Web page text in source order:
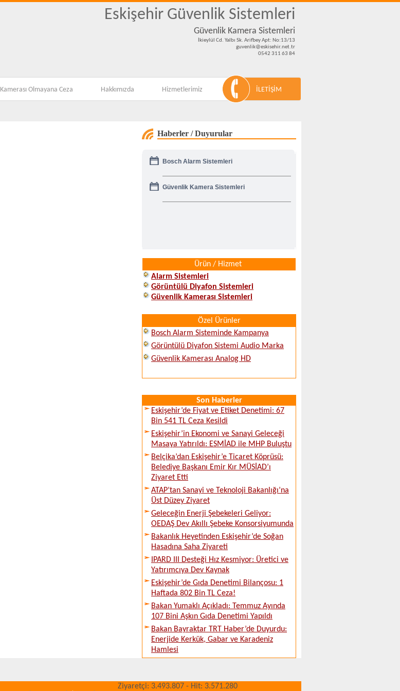
Eskişehir Güvenlik Sistemleri
Güvenlik Kamera Sistemleri
İkieylül Cd. Yalbı Sk. Arifbey Apt: No:13/13
guvenlik@eskisehir.net.tr
0542 311 63 84
Kamerası Olmayana Ceza Hakkımızda Hizmetlerimiz İLETİŞİM
Haberler / Duyurular
Bosch Alarm Sistemleri
Güvenlik Kamera Sistemleri
Ürün / Hizmet
Alarm Sistemleri
Görüntülü Diyafon Sistemleri
Güvenlik Kamerası Sistemleri
Özel Ürünler
Bosch Alarm Sisteminde Kampanya
Görüntülü Diyafon Sistemi Audio Marka
Güvenlik Kamerası Analog HD
Son Haberler
Eskişehir’de Fiyat ve Etiket Denetimi: 67
Bin 541 TL Ceza Kesildi
Eskişehir’in Ekonomi ve Sanayi Geleceği
Masaya Yatırıldı: ESMİAD ile MHP Buluştu
Belçika’dan Eskişehir’e Ticaret Köprüsü:
Belediye Başkanı Emir Kır MÜSİAD’ı
Ziyaret Etti
ATAP’tan Sanayi ve Teknoloji Bakanlığı’na
Üst Düzey Ziyaret
Geleceğin Enerji Şebekeleri Geliyor:
OEDAŞ Dev Akıllı Şebeke Konsorsiyumunda
Bakanlık Heyetinden Eskişehir’de Soğan
Hasadına Saha Ziyareti
IPARD III Desteği Hız Kesmiyor: Üretici ve
Yatırımcıya Dev Kaynak
Eskişehir’de Gıda Denetimi Bilançosu: 1
Haftada 802 Bin TL Ceza!
Bakan Yumaklı Açıkladı: Temmuz Ayında
107 Bini Aşkın Gıda Denetimi Yapıldı
Bakan Bayraktar TRT Haber’de Duyurdu:
Enerjide Kerkük, Gabar ve Karadeniz
Hamlesi
Ziyaretçi: 3.493.807 - Hit: 3.571.280